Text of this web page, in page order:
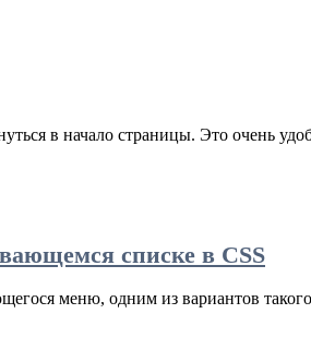
в начало страницы. Это очень
списке в CSS
меню, одним из вариантов